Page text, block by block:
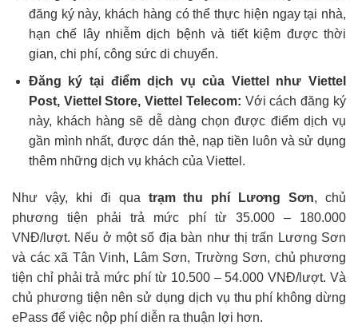
đăng ký này, khách hàng có thể thực hiện ngay tại nhà,
hạn chế lây nhiễm dịch bệnh và tiết kiệm được thời
gian, chi phí, công sức di chuyển.
Đăng ký tại điểm dịch vụ của Viettel như Viettel
Post, Viettel Store, Viettel Telecom: Với cách đăng ký
này, khách hàng sẽ dễ dàng chọn được điểm dịch vụ
gần mình nhất, được dán thẻ, nạp tiền luôn và sử dụng
thêm những dịch vụ khách của Viettel.
Như vậy, khi đi qua trạm thu phí Lương Sơn, chủ
phương tiện phải trả mức phí từ 35.000 – 180.000
VNĐ/lượt. Nếu ở một số địa bàn như thị trấn Lương Sơn
và các xã Tân Vinh, Lâm Sơn, Trường Sơn, chủ phương
tiện chỉ phải trả mức phí từ 10.500 – 54.000 VNĐ/lượt. Và
chủ phương tiện nên sử dụng dịch vụ thu phí không dừng
ePass để việc nộp phí diễn ra thuận lợi hơn.